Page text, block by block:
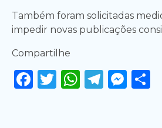
Também foram solicitadas
impedir novas publicações
Compartilhe
Facebook
Twitter